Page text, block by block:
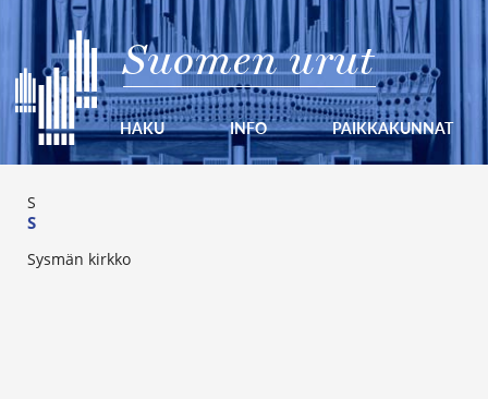
Suomen urut
HAKU INFO PAIKKAKUNNAT
S
S
Sysmän kirkko